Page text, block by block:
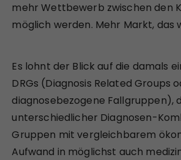
mehr Wettbewerb zwischen den
möglich werden. Mehr Markt, das
Es lohnt der Blick auf die damals
DRGs (Diagnosis Related Groups
diagnosebezogene Fallgruppen),
unterschiedlicher Diagnosen-
Gruppen mit vergleichbarem
Aufwand in möglichst auch